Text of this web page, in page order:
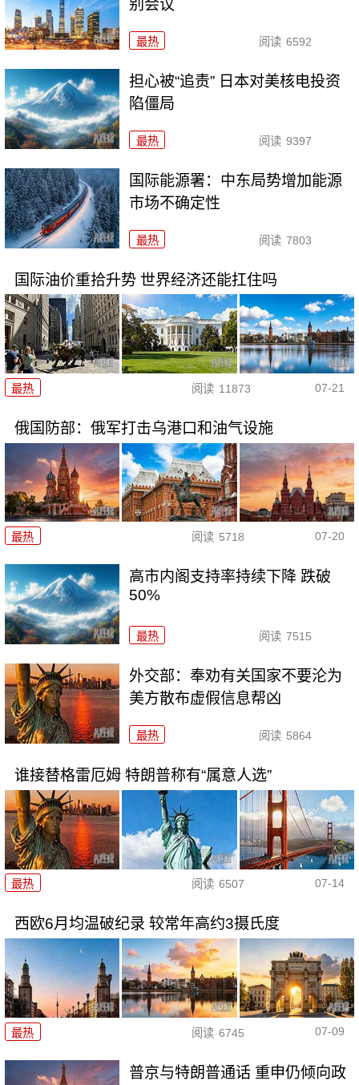
别会议
最热 阅读 6592
担心被“追责” 日本对美核电投资
陷僵局
最热 阅读 9397
国际能源署：中东局势增加能源
市场不确定性
最热 阅读 7803
国际油价重拾升势 世界经济还能扛住吗
最热 阅读 11873 07-21
俄国防部：俄军打击乌港口和油气设施
最热 阅读 5718 07-20
高市内阁支持率持续下降 跌破
50%
最热 阅读 7515
外交部：奉劝有关国家不要沦为
美方散布虚假信息帮凶
最热 阅读 5864
谁接替格雷厄姆 特朗普称有“属意人选”
最热 阅读 6507 07-14
西欧6月均温破纪录 较常年高约3摄氏度
最热 阅读 6745 07-09
普京与特朗普通话 重申仍倾向政